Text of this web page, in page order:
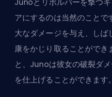
Junoとリボルバーを撃つ
アにするのは当然のこと
大なダメージを与え、し
康をかじり取ることができ
と、Junoは彼女の破裂ダ
を仕上げることができます。